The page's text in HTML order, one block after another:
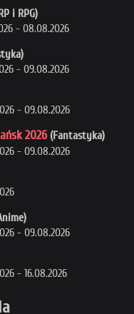
i RPG)
- 08.08.2026
- 09.08.2026
- 09.08.2026
2026 (Fantastyka)
- 09.08.2026
- 09.08.2026
- 16.08.2026